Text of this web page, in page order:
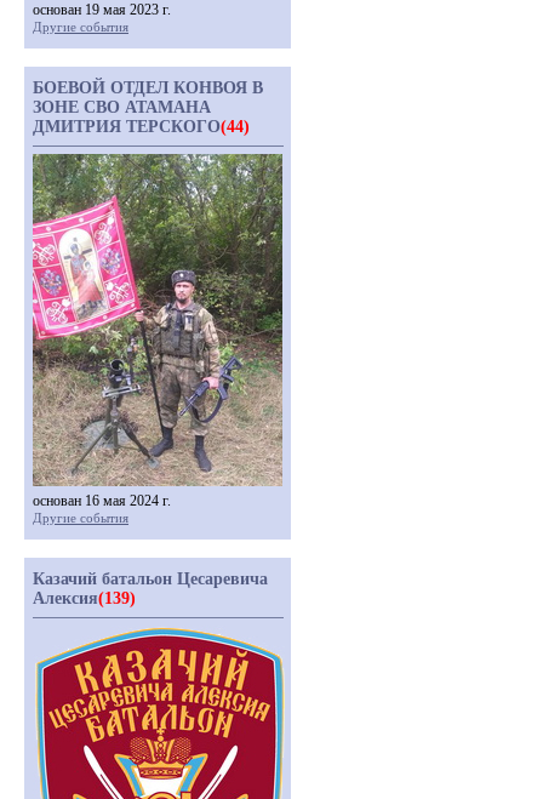
основан 19 мая 2023 г.
Другие события
БОЕВОЙ ОТДЕЛ КОНВОЯ В
ЗОНЕ СВО АТАМАНА
ДМИТРИЯ ТЕРСКОГО(44)
основан 16 мая 2024 г.
Другие события
Казачий батальон Цесаревича
Алексия(139)